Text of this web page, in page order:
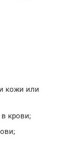
кожи или
в крови;